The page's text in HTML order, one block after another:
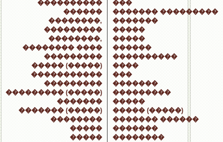
����������
������
��������,
���������
��������,
�������� ����
���������
����� (�����)
�����������
���������
��������� (�����)
�������
������� (�����)
��������
�����
�����
���
������� ���������
�������
�����
�����
������
����������
����
���
�������
���������
�����
����� (�����)
������� ������
�������
��������